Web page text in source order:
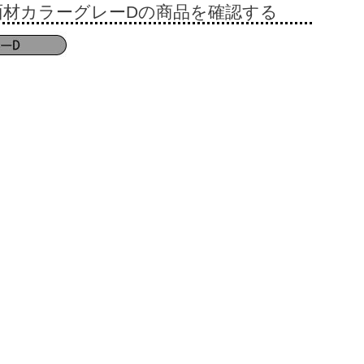
カラーグレーDの商品を確認する